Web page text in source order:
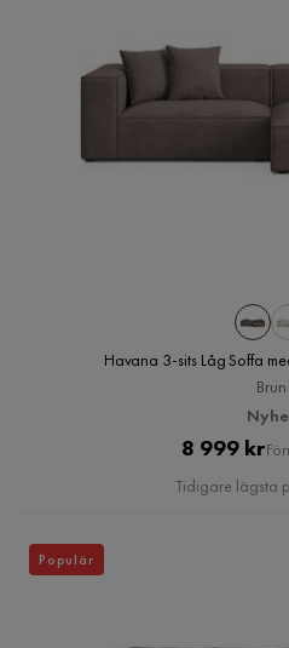
Havana 3-sits Låg Soffa
Brun
8 999 kr
Tidigare lägsta
Populär